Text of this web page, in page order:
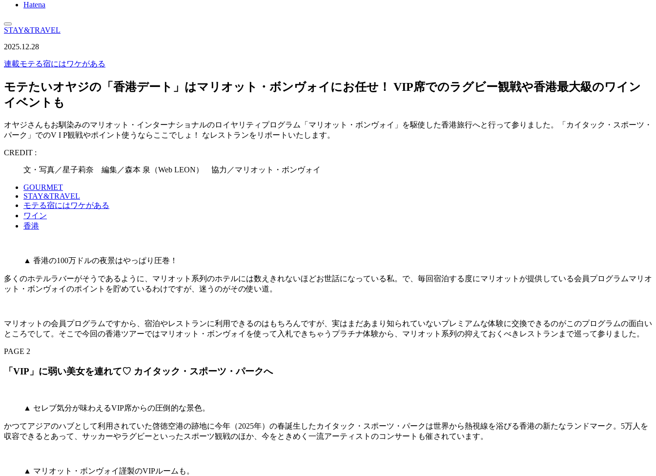
Hatena
STAY&TRAVEL
2025.12.28
連載モテる宿にはワケがある
モテたいオヤジの「香港デート」はマリオット・ボンヴォイにお任せ！ VIP席でのラグビー観戦や香港最大級のワイン
イベントも
オヤジさんもお馴染みのマリオット・インターナショナルのロイヤリティプログラム「マリオット・ボンヴォイ」を駆使した香港旅行へと行って参りました。「カイタック・スポーツ・
パーク」でのV I P観戦やポイント使うならここでしょ！ なレストランをリポートいたします。
CREDIT :
文・写真／星子莉奈 編集／森本 泉（Web LEON） 協力／マリオット・ボンヴォイ
GOURMET
STAY&TRAVEL
モテる宿にはワケがある
ワイン
香港
▲ 香港の100万ドルの夜景はやっぱり圧巻！
多くのホテルラバーがそうであるように、マリオット系列のホテルには数えきれないほどお世話になっている私。で、毎回宿泊する度にマリオットが提供している会員プログラムマリオ
ット・ボンヴォイのポイントを貯めているわけですが、迷うのがその使い道。
マリオットの会員プログラムですから、宿泊やレストランに利用できるのはもちろんですが、実はまだあまり知られていないプレミアムな体験に交換できるのがこのプログラムの面白い
ところでして。そこで今回の香港ツアーではマリオット・ボンヴォイを使って入札できちゃうプラチナ体験から、マリオット系列の抑えておくべきレストランまで巡って参りました。
PAGE 2
「VIP」に弱い美女を連れて♡ カイタック・スポーツ・パークへ
▲ セレブ気分が味わえるVIP席からの圧倒的な景色。
かつてアジアのハブとして利用されていた啓徳空港の跡地に今年（2025年）の春誕生したカイタック・スポーツ・パークは世界から熱視線を浴びる香港の新たなランドマーク。5万人を
収容できるとあって、サッカーやラグビーといったスポーツ観戦のほか、今をときめく一流アーティストのコンサートも催されています。
▲ マリオット・ボンヴォイ謹製のVIPルームも。